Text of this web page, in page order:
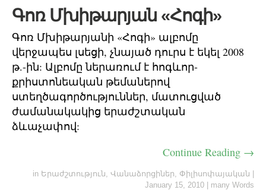
Գոռ Մխիթարյան «Հոգի»
Գոռ Մխիթարյանի «Հոգի» ալբոմը
վերջապես լսեցի, չնայած դուրս է եկել 2008
թ.-ին: Ալբոմը ներառում է հոգևոր-
քրիստոնեական թեմաներով
ստեղծագործություններ, մատուցված
ժամանակակից երաժշտական
ձևաչափով:
Continue Reading →
in Երաժշտություն, Վանաձորցիներ, Փիլիսոփայական
January 15, 2010
many Words